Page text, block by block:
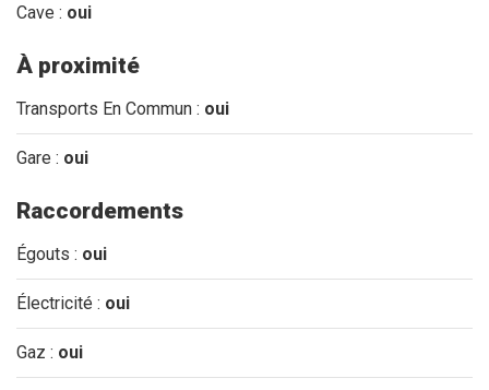
Cave : oui
À proximité
Transports En Commun : oui
Gare : oui
Raccordements
Égouts : oui
Électricité : oui
Gaz : oui